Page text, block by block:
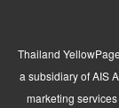
Thailand
a subsidiary of AIS
marketing